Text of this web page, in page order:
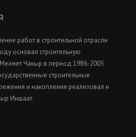
работ в строительной отрасли
основал строительную
Чакыр в период 1986-2005
строительные
и накопления реализовал и
Иншаат.